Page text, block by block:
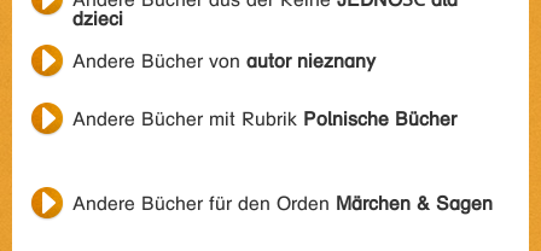
dzieci
Andere Bücher von autor nieznany
Andere Bücher mit Rubrik Polnische Bücher
Andere Bücher für den Orden Märchen & Sagen